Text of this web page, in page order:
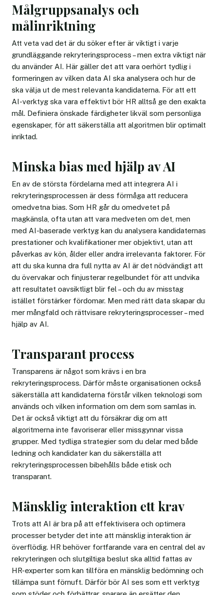
Målgruppsanalys och
målinriktning
Att veta vad det är du söker efter är viktigt i varje
grundläggande rekryteringsprocess – men extra viktigt när
du använder AI. Här gäller det att vara oerhört tydlig i
formeringen av vilken data AI ska analysera och hur de
ska välja ut de mest relevanta kandidaterna. För att ett
AI-verktyg ska vara effektivt bör HR alltså ge den exakta
mål. Definiera önskade färdigheter likväl som personliga
egenskaper, för att säkerställa att algoritmen blir optimalt
inriktad.
Minska bias med hjälp av AI
En av de största fördelarna med att integrera AI i
rekryteringsprocessen är dess förmåga att reducera
omedvetna bias. Som HR går du omedvetet på
magkänsla, ofta utan att vara medveten om det, men
med AI-baserade verktyg kan du analysera kandidaternas
prestationer och kvalifikationer mer objektivt, utan att
påverkas av kön, ålder eller andra irrelevanta faktorer. För
att du ska kunna dra full nytta av AI är det nödvändigt att
du övervakar och finjusterar regelbundet för att undvika
att resultatet oavsiktligt blir fel – och du av misstag
istället förstärker fördomar. Men med rätt data skapar du
mer mångfald och rättvisare rekryteringsprocesser – med
hjälp av AI.
Transparant process
Transparens är något som krävs i en bra
rekryteringsprocess. Därför måste organisationen också
säkerställa att kandidaterna förstår vilken teknologi som
används och vilken information om dem som samlas in.
Det är också viktigt att du försäkrar dig om att
algoritmerna inte favoriserar eller missgynnar vissa
grupper. Med tydliga strategier som du delar med både
ledning och kandidater kan du säkerställa att
rekryteringsprocessen bibehålls både etisk och
transparant.
Mänsklig interaktion ett krav
Trots att AI är bra på att effektivisera och optimera
processer betyder det inte att mänsklig interaktion är
överflödig. HR behöver fortfarande vara en central del av
rekryteringen och slutgiltiga beslut ska alltid fattas av
HR-experter som kan tillföra en mänsklig bedömning och
tillämpa sunt förnuft. Därför bör AI ses som ett verktyg